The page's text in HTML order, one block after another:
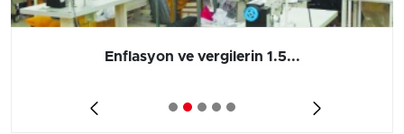
Enflasyon ve vergilerin 1.5...